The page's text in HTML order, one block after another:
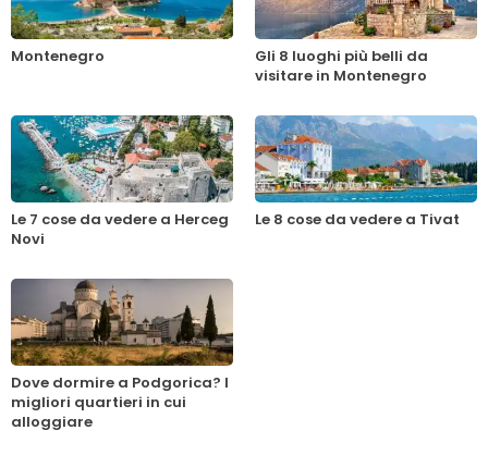
Montenegro
Gli 8 luoghi più belli da
visitare in Montenegro
Le 7 cose da vedere a Herceg
Novi
Le 8 cose da vedere a Tivat
Dove dormire a Podgorica? I
migliori quartieri in cui
alloggiare